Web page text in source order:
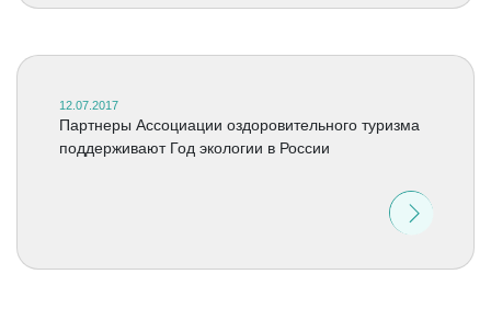
12.07.2017
Партнеры Ассоциации оздоровительного туризма
поддерживают Год экологии в России